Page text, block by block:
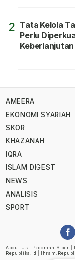
2 Tata Kelola
Perlu
AMEERA
EKONOMI SYARIAH
SKOR
KHAZANAH
IQRA
ISLAM DIGEST
NEWS
ANALISIS
SPORT
About Us Pedoman Siber
Republika.id